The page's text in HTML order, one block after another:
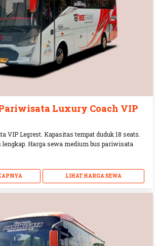
Luxury Coach VIP
VIP Legrest. Kapasitas tempat duduk 18 seats.
Harga sewa medium bus pariwisata
LIHAT HARGA SEWA